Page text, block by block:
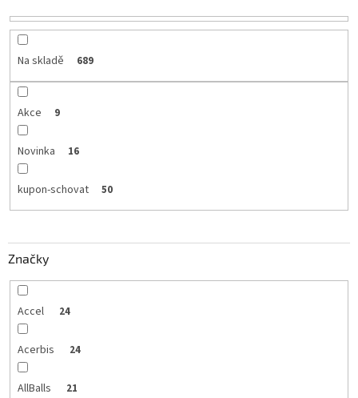
Na skladě 689
Akce 9
Novinka 16
kupon-schovat 50
Značky
Accel 24
Acerbis 24
AllBalls 21